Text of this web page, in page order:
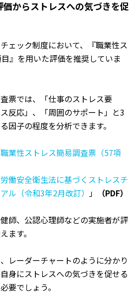
からストレスへの気づきを促
ェック制度において、『職業性ス
』を用いた評価を推奨していま
票では、「仕事のストレス要
反応」、「周囲のサポート」と3
因子の程度を分析できます。
職業性ストレス簡易調査票（57項
労働安全衛生法に基づくストレスチ
ル（令和3年2月改訂）
」 （PDF）
師、公認心理師などの実施者が評
ます。
レーダーチャートのように分かり
身にストレスへの気づきを促せる
要でしょう。